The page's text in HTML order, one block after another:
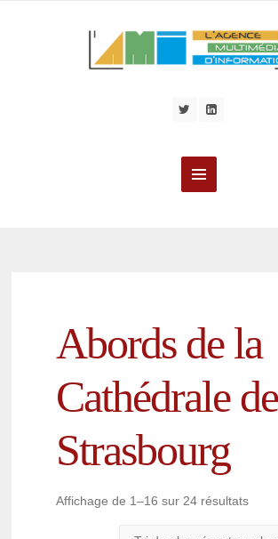
Abords de la
Cathédrale de
Strasbourg
Affichage de 1–16 sur 24 résultats